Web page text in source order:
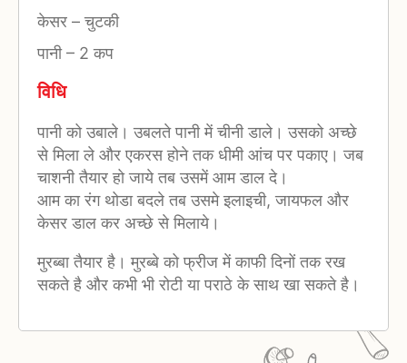
केसर –चुटकी
पानी– 2 कप
विधि
पानी को उबाले। उबलते पानी में चीनी डाले। उसको अच्छे
से मिला ले और एकरस होने तक धीमी आंच पर पकाए। जब
चाशनी तैयार हो जाये तब उसमें आम डाल दे।
आम का रंग थोडा बदले तब उसमे इलाइची, जायफल और
केसर डाल कर अच्छे से मिलाये।
मुरब्बा तैयार है। मुरब्बे को फ्रीज में काफी दिनों तक रख
सकते है और कभी भी रोटी या पराठे के साथ खा सकते है।